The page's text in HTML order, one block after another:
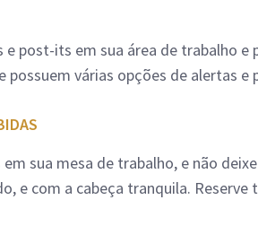
post-its em sua área de trabalho
várias opções de alertas
sua mesa de trabalho, e não
e com a cabeça tranquila. Reserve